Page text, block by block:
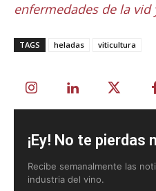
enfermedades de la vid
TAGS heladas viticultura
¡Ey! No te pierdas
Recibe semanalmente las
industria del vino.